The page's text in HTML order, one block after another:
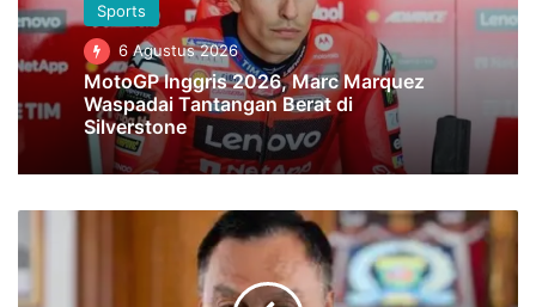
Sports
6 Agustus 2026
MotoGP Inggris 2026, Marc Marquez
Waspadai Tantangan Berat di
Silverstone
Samarinda
Matangkan
Raperda